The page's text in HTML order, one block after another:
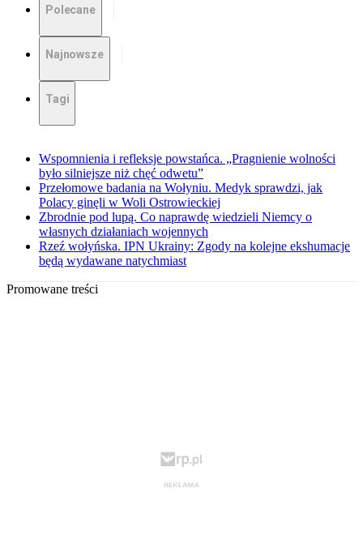
Polecane
Najnowsze
Tagi
Wspomnienia i refleksje powstańca. „Pragnienie wolności
było silniejsze niż chęć odwetu”
Przełomowe badania na Wołyniu. Medyk sprawdzi, jak
Polacy ginęli w Woli Ostrowieckiej
Zbrodnie pod lupą. Co naprawdę wiedzieli Niemcy o
własnych działaniach wojennych
Rzeź wołyńska. IPN Ukrainy: Zgody na kolejne ekshumacje
będą wydawane natychmiast
Promowane treści